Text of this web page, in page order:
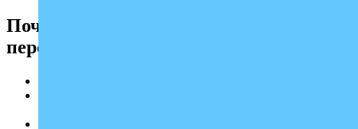
Почему выбирают надежного
перевозчика «Профи-Тур»